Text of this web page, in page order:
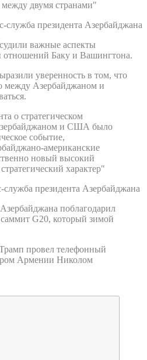
двумя странами"
служба президента Азербайджана
важные аспекты
отношений Баку и Вашингтона.
уверенность в том, что
между Азербайджаном и
о стратегическом
и США было
событие,
американские
новый высокий
характер"
служба президента Азербайджана
поблагодарил
G20, который зимой
провел телефонный
Армении Николом